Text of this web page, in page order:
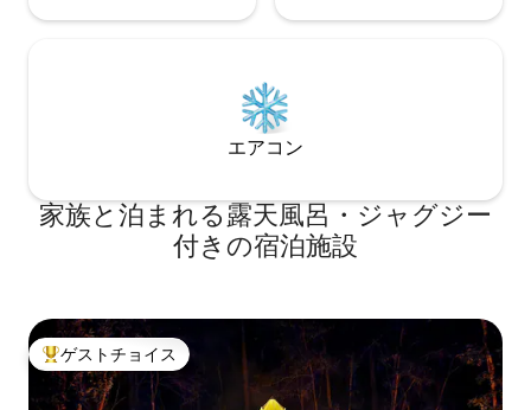
エアコン
家族と泊まれる露天風呂・ジャグジー
付きの宿泊施設
大好評のゲストチョイスです。
ゲストチョイス